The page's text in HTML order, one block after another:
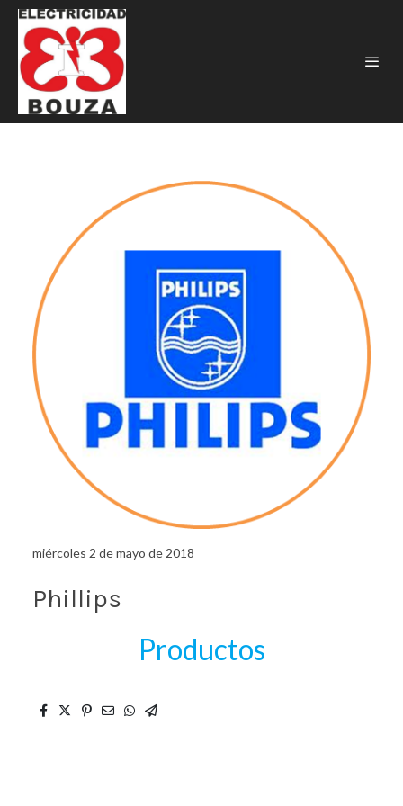
miércoles 2 de mayo de 2018
Phillips
Productos